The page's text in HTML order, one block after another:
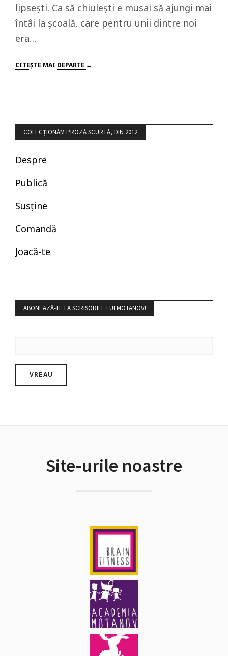
lipsești. Ca să chiulești e musai să ajungi mai
întâi la școală, care pentru unii dintre noi
era…
CITEŞTE MAI DEPARTE →
COLECȚIONĂM PROZĂ SCURTĂ, DIN 2012
Despre
Publică
Susține
Comandă
Joacă-te
ABONEAZĂ-TE LA SCRISORILE LUI MOTANOV!
Site-urile noastre